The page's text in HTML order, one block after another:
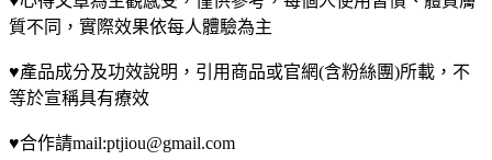
質不同，實際效果依每人體驗為主
♥產品成分及功效說明，引用商品或官網(含粉絲團)所載，不
等於宣稱具有療效
♥合作請mail:ptjiou@gmail.com